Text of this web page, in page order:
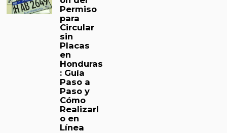
Permiso
para
Circular
sin
Placas
en
Honduras
: Guía
Paso a
Paso y
Cómo
Realizarl
o en
Línea